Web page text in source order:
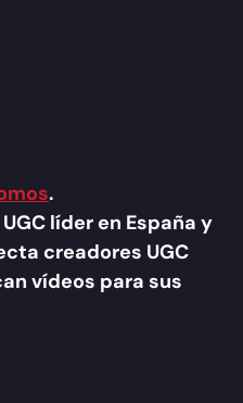
.
líder en España y
creadores UGC
vídeos para sus